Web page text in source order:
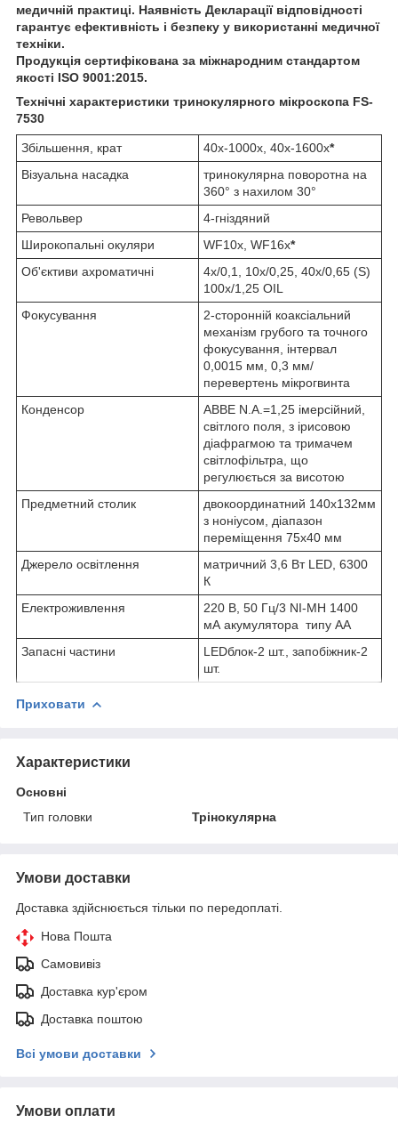
медичній практиці. Наявність Декларації відповідності
гарантує ефективність і безпеку у використанні медичної
техніки.
Продукція сертифікована за міжнародним стандартом
якості ISO 9001:2015.
Технічні характеристики тринокулярного мікроскопа FS-
7530
Збільшення, крат 40х-1000х, 40х-1600х*
Візуальна насадка
тринокулярна поворотна на
360° з нахилом 30°
Револьвер
4-гніздяний
Широкопальні окуляри
WF10х, WF16х*
Об'єктиви ахроматичні
4х/0,1, 10х/0,25, 40х/0,65 (S)
100х/1,25 OIL
Фокусування
2-сторонній коаксіальний
механізм грубого та точного
фокусування, інтервал
0,0015 мм, 0,3 мм/
перевертень мікрогвинта
Конденсор
ABBE N.A.=1,25 імерсійний,
світлого поля, з ірисовою
діафрагмою та тримачем
світлофільтра, що
регулюється за висотою
Предметний столик
двокоординатний 140х132мм
з ноніусом, діапазон
переміщення 75х40 мм
Джерело освітлення
матричний 3,6 Вт LED, 6300
К
Електроживлення
220 В, 50 Гц/3 NI-MH 1400
мА акумулятора типу АА
Запасні частини
LEDблок-2 шт., запобіжник-2
шт.
Приховати
Характеристики
Основні
Тип головки
Трінокулярна
Умови доставки
Доставка здійснюється тільки по передоплаті.
Нова Пошта
Самовивіз
Доставка кур'єром
Доставка поштою
Всі умови доставки
Умови оплати